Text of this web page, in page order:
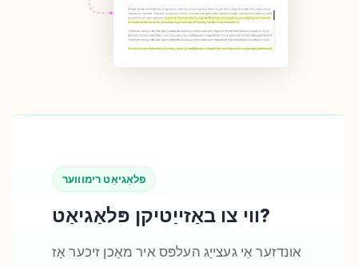
פּלאַגיאַט רימוווער
ווי צו באַזייַטיקן פּלאַגיאַט?
אונדזער אַי געצייַג העלפּס איר מאַכן זיכער אַז